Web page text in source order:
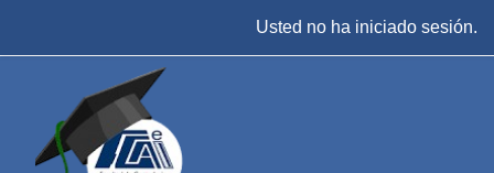
Usted no ha iniciado sesión.